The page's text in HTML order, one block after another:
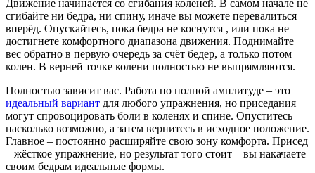
Движение начинается со сгибания коленей. В самом начале не
сгибайте ни бедра, ни спину, иначе вы можете перевалиться
вперёд. Опускайтесь, пока бедра не коснутся , или пока не
достигнете комфортного диапазона движения. Поднимайте
вес обратно в первую очередь за счёт бедер, а только потом
колен. В верней точке колени полностью не выпрямляются.
Полностью зависит вас. Работа по полной амплитуде – это
идеальный вариант для любого упражнения, но приседания
могут спровоцировать боли в коленях и спине. Опуститесь
насколько возможно, а затем вернитесь в исходное положение.
Главное – постоянно расширяйте свою зону комфорта. Присед
– жёсткое упражнение, но результат того стоит – вы накачаете
своим бедрам идеальные формы.